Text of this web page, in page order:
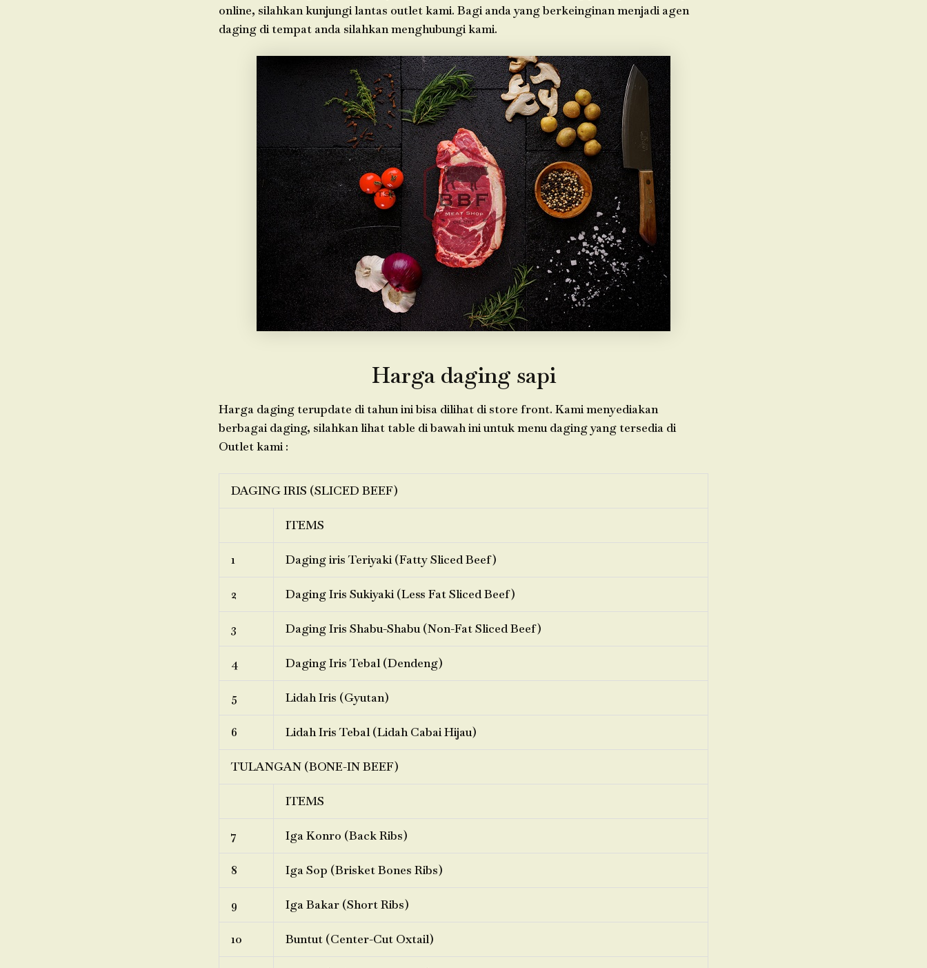
online, silahkan kunjungi lantas outlet kami. Bagi anda yang berkeinginan menjadi agen
daging di tempat anda silahkan menghubungi kami.
Harga daging sapi
Harga daging terupdate di tahun ini bisa dilihat di store front. Kami menyediakan
berbagai daging, silahkan lihat table di bawah ini untuk menu daging yang tersedia di
Outlet kami :
DAGING IRIS (SLICED BEEF)
ITEMS
1 Daging iris Teriyaki (Fatty Sliced Beef)
2 Daging Iris Sukiyaki (Less Fat Sliced Beef)
3 Daging Iris Shabu-Shabu (Non-Fat Sliced Beef)
4 Daging Iris Tebal (Dendeng)
5 Lidah Iris (Gyutan)
6 Lidah Iris Tebal (Lidah Cabai Hijau)
TULANGAN (BONE-IN BEEF)
ITEMS
7 Iga Konro (Back Ribs)
8 Iga Sop (Brisket Bones Ribs)
9 Iga Bakar (Short Ribs)
10 Buntut (Center-Cut Oxtail)